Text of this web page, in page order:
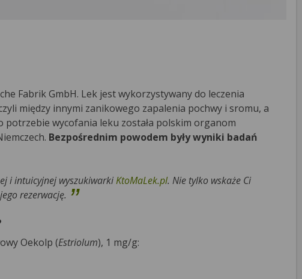
Fabrik GmbH. Lek jest wykorzystywany do leczenia
między innymi zanikowego zapalenia pochwy i sromu, a
wycofania leku została polskim organom
Bezpośrednim powodem były wyniki badań
i intuicyjnej wyszukiwarkiKtoMaLek.pl. Nie tylko wskaże Ci
rezerwację.
Oekolp (Estriolum), 1 mg/g: